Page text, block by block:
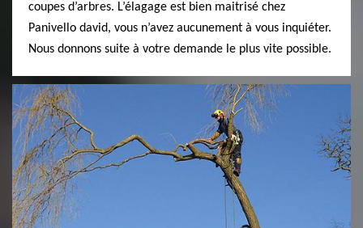
coupes d’arbres. L’élagage est bien maitrisé chez
Panivello david, vous n’avez aucunement à vous inquiéter.
Nous donnons suite à votre demande le plus vite possible.